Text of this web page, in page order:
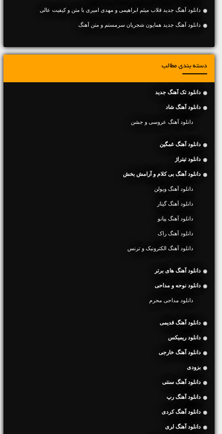
دانلود آهنگ جديد قلاب میثم ابراهیمی و مهدی امیری با متن و کیفیت عالی
دانلود آهنگ جديد همایون شجریان سرمستم و متن آهنگ
دسته بندی مطالب
دانلود تک آهنگ جدید
دانلود آهنگ شاد
دانلود آهنگ عروسی و جشن
دانلود آهنگ غمگین
دانلود تیتراژ
دانلود آهنگ بی کلام و آرامش بخش
دانلود آهنگ ویولن
دانلود آهنگ گیتار
دانلود آهنگ پیانو
دانلود آهنگ راک
دانلود آهنگ الکترونیک و ترنس
دانلود آهنگ های برتر
دانلود نوحه و مداحی
دانلود مداحی محرم
دانلود آهنگ قدیمی
دانلود ریمیکس
دانلود آهنگ خارجی
بزودی
دانلود آهنگ سنتی
دانلود آهنگ رپ
دانلود آهنگ کردی
دانلود آهنگ لری